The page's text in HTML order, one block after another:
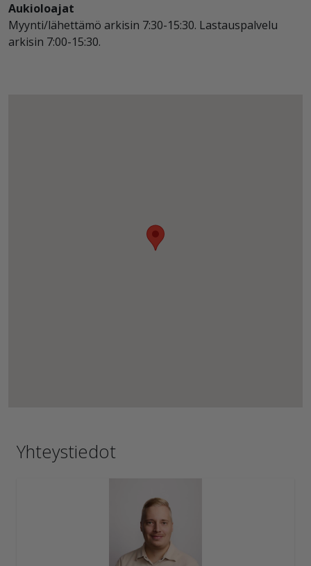
Aukioloajat
Myynti/lähettämö arkisin 7:30-15:30. Lastauspalvelu
arkisin 7:00-15:30.
Yhteystiedot